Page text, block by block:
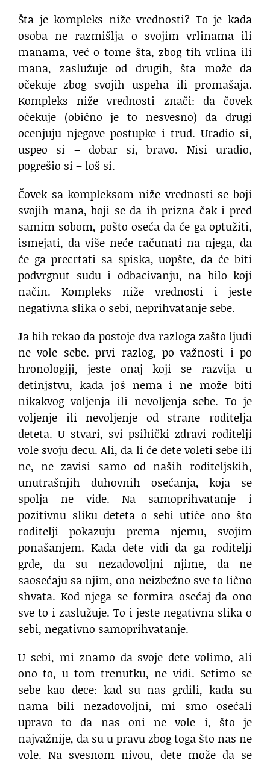
Šta je kompleks niže vrednosti? To je kada
osoba ne razmišlja o svojim vrlinama ili
manama, već o tome šta, zbog tih vrlina ili
mana, zaslužuje od drugih, šta može da
očekuje zbog svojih uspeha ili promašaja.
Kompleks niže vrednosti znači: da čovek
očekuje (obično je to nesvesno) da drugi
ocenjuju njegove postupke i trud. Uradio si,
uspeo si – dobar si, bravo. Nisi uradio,
pogrešio si – loš si.
Čovek sa kompleksom niže vrednosti se boji
svojih mana, boji se da ih prizna čak i pred
samim sobom, pošto oseća da će ga optužiti,
ismejati, da više neće računati na njega, da
će ga precrtati sa spiska, uopšte, da će biti
podvrgnut sudu i odbacivanju, na bilo koji
način. Kompleks niže vrednosti i jeste
negativna slika o sebi, neprihvatanje sebe.
Ja bih rekao da postoje dva razloga zašto ljudi
ne vole sebe. prvi razlog, po važnosti i po
hronologiji, jeste onaj koji se razvija u
detinjstvu, kada još nema i ne može biti
nikakvog voljenja ili nevoljenja sebe. To je
voljenje ili nevoljenje od strane roditelja
deteta. U stvari, svi psihički zdravi roditelji
vole svoju decu. Ali, da li će dete voleti sebe ili
ne, ne zavisi samo od naših roditeljskih,
unutrašnjih duhovnih osećanja, koja se
spolja ne vide. Na samoprihvatanje i
pozitivnu sliku deteta o sebi utiče ono što
roditelji pokazuju prema njemu, svojim
ponašanjem. Kada dete vidi da ga roditelji
grde, da su nezadovoljni njime, da ne
saosećaju sa njim, ono neizbežno sve to lično
shvata. Kod njega se formira osećaj da ono
sve to i zaslužuje. To i jeste negativna slika o
sebi, negativno samoprihvatanje.
U sebi, mi znamo da svoje dete volimo, ali
ono to, u tom trenutku, ne vidi. Setimo se
sebe kao dece: kad su nas grdili, kada su
nama bili nezadovoljni, mi smo osećali
upravo to da nas oni ne vole i, što je
najvažnije, da su u pravu zbog toga što nas ne
vole. Na svesnom nivou, dete može da se